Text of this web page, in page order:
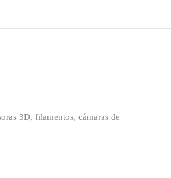
3D, filamentos, cámaras de